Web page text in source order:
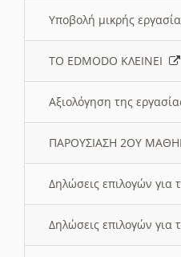
Υποβολή μικρής
ΤΟ EDMODO ΚΛΕΙΝΕΙ
Αξιολόγηση της
ΠΑΡΟΥΣΙΑΣΗ 2ΟΥ
Δηλώσεις επιλογών για
Δηλώσεις επιλογών